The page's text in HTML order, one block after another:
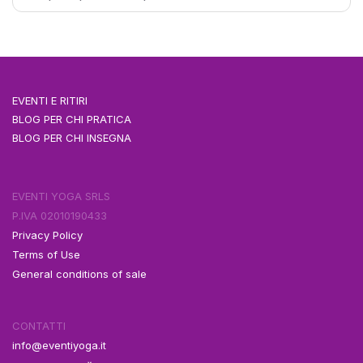
EVENTI E RITIRI
BLOG PER CHI PRATICA
BLOG PER CHI INSEGNA
EVENTI YOGA SRLS
P.IVA 02010190433
Privacy Policy
Terms of Use
General conditions of sale
CONTATTI
info@eventiyoga.it